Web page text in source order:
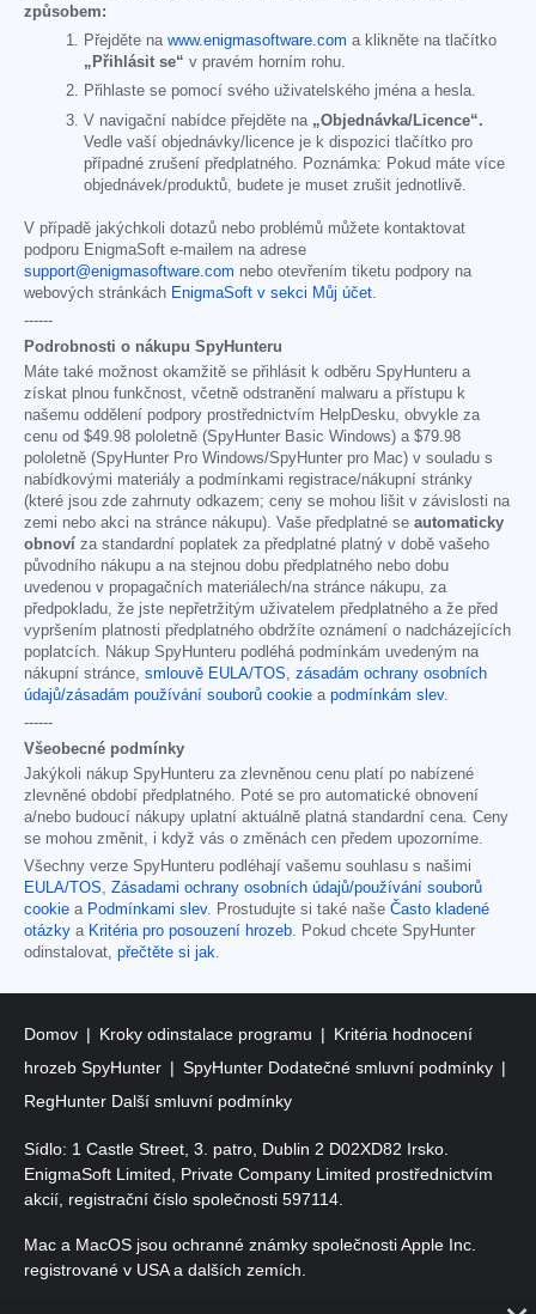
způsobem:
Přejděte na www.enigmasoftware.com a klikněte na tlačítko
„Přihlásit se“ v pravém horním rohu.
Přihlaste se pomocí svého uživatelského jména a hesla.
V navigační nabídce přejděte na „Objednávka/Licence“.
Vedle vaší objednávky/licence je k dispozici tlačítko pro
případné zrušení předplatného. Poznámka: Pokud máte více
objednávek/produktů, budete je muset zrušit jednotlivě.
V případě jakýchkoli dotazů nebo problémů můžete kontaktovat
podporu EnigmaSoft e-mailem na adrese
support@enigmasoftware.com nebo otevřením tiketu podpory na
webových stránkách EnigmaSoft v sekci Můj účet
------
Podrobnosti o nákupu SpyHunteru
Máte také možnost okamžitě se přihlásit k odběru SpyHunteru a
získat plnou funkčnost, včetně odstranění malwaru a přístupu k
našemu oddělení podpory prostřednictvím HelpDesku, obvykle za
cenu od $49.98 pololetně (SpyHunter Basic Windows) a $79.98
pololetně (SpyHunter Pro Windows/SpyHunter pro Mac) v souladu s
nabídkovými materiály a podmínkami registrace/nákupní stránky
(které jsou zde zahrnuty odkazem; ceny se mohou lišit v závislosti na
zemi nebo akci na stránce nákupu). Vaše předplatné se automaticky
obnoví za standardní poplatek za předplatné platný v době vašeho
původního nákupu a na stejnou dobu předplatného nebo dobu
uvedenou v propagačních materiálech/na stránce nákupu, za
předpokladu, že jste nepřetržitým uživatelem předplatného a že před
vypršením platnosti předplatného obdržíte oznámení o nadcházejících
poplatcích. Nákup SpyHunteru podléhá podmínkám uvedeným na
nákupní stránce, smlouvě EULA/TOS
zásadám ochrany osobních
údajů/zásadám používání souborů cookie a podmínkám slev.
------
Všeobecné podmínky
Jakýkoli nákup SpyHunteru za zlevněnou cenu platí po nabízené
zlevněné období předplatného. Poté se pro automatické obnovení
a/nebo budoucí nákupy uplatní aktuálně platná standardní cena. Ceny
se mohou změnit, i když vás o změnách cen předem upozorníme.
Všechny verze SpyHunteru podléhají vašemu souhlasu s našimi
EULA/TOS
Zásadami ochrany osobních údajů/používání souborů
cookie a Podmínkami slev. Prostudujte si také naše Často kladené
otázky a Kritéria pro posouzení hrozeb . Pokud chcete SpyHunter
odinstalovat, přečtěte si jak
Domov Kroky odinstalace programu
Kritéria hodnocení
hrozeb SpyHunter
SpyHunter Dodatečné smluvní podmínky
RegHunter Další smluvní podmínky
Sídlo: 1 Castle Street, 3. patro, Dublin 2 D02XD82 Irsko.
EnigmaSoft Limited, Private Company Limited prostřednictvím
akcií, registrační číslo společnosti 597114.
Mac a MacOS jsou ochranné známky společnosti Apple Inc.
registrované v USA a dalších zemích.